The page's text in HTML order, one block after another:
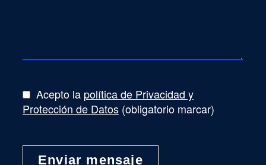
Acepto la política de Privacidad y
Protección de Datos (obligatorio marcar)